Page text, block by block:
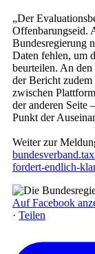
„Der
Offenbarungseid.
Bundesregierung
Daten fehlen, um
beurteilen. An
der Bericht
zwischen
der anderen Seite
Punkt der
Weiter zur
fordert-endlich-
Auf Facebook
· Teilen